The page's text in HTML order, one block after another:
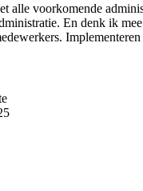
alle voorkomende
En denk ik